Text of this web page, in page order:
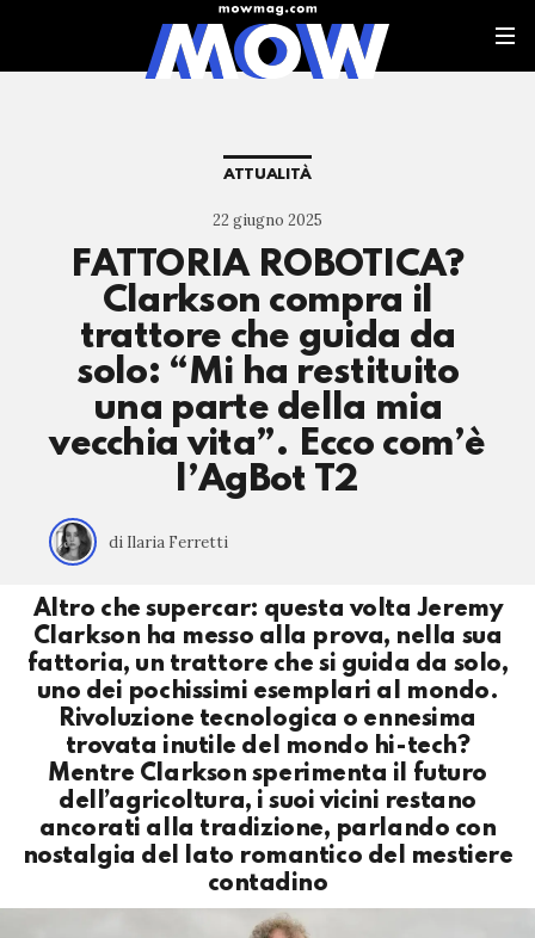
ATTUALITÀ
22 giugno 2025
FATTORIA ROBOTICA?
Clarkson compra il
trattore che guida da
solo: “Mi ha restituito
una parte della mia
vecchia vita”. Ecco com’è
l’AgBot T2
di Ilaria Ferretti
Altro che supercar: questa volta Jeremy
Clarkson ha messo alla prova, nella sua
fattoria, un trattore che si guida da solo,
uno dei pochissimi esemplari al mondo.
Rivoluzione tecnologica o ennesima
trovata inutile del mondo hi-tech?
Mentre Clarkson sperimenta il futuro
dell’agricoltura, i suoi vicini restano
ancorati alla tradizione, parlando con
nostalgia del lato romantico del mestiere
contadino